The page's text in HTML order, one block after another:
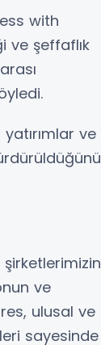
with
ve şeffaflık
ve
ve
ulusal ve
sayesinde